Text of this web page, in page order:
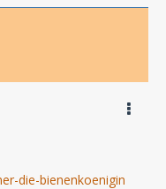
die-bienenkoenigin